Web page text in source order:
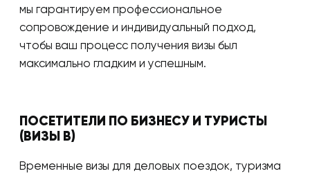
мы гарантируем профессиональное
сопровождение и индивидуальный подход,
чтобы ваш процесс получения визы был
максимально гладким и успешным.
ПОСЕТИТЕЛИ ПО БИЗНЕСУ И ТУРИСТЫ
(ВИЗЫ B)
Временные визы для деловых поездок, туризма